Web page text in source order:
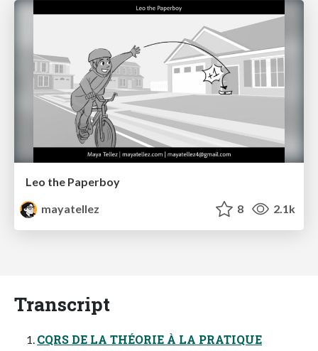
Leo the Paperboy
mayatellez
8 2.1k
Transcript
CQRS DE LA THÉORIE À LA PRATIQUE